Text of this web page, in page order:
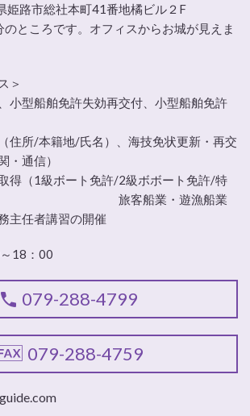
姫路市総社本町41番地橘ビル２F
ところです。オフィスからお城が見えま
＞
小型船舶免許失効再交付、小型船舶免許
住所/本籍地/氏名）、海技免状更新・再交
・通信）
得（1級ボート免許/2級ボボート免許/特
） 旅客船業・遊漁船業
主任者講習の開催
18：00
079-288-4799
079-288-4759